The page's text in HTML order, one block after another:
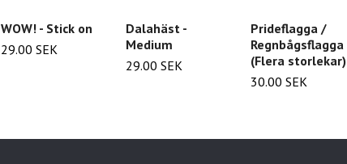
WOW! - Stick on
29.00 SEK
Dalahäst -
Medium
29.00 SEK
Prideflagga /
Regnbågsflagga
(Flera storlekar)
30.00 SEK